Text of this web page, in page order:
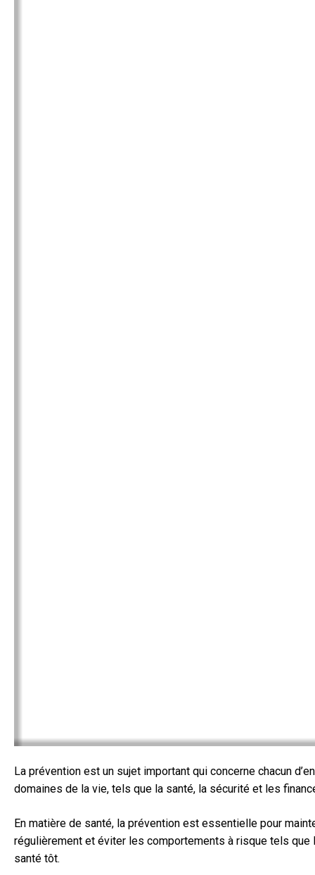
La prévention est un sujet important qui concerne chacun
domaines de la vie, tels que la santé, la sécurité et les
En matière de santé, la prévention est essentielle pour
régulièrement et éviter les comportements à risque tels
santé tôt.